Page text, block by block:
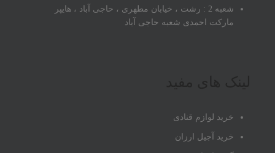
شعبه 2 : رشت ، خیابان مطهری ، حاجی آباد ، هایپر
مارکت احمدی شعبه حاجی آباد
خرید لوازم قنادی
خرید آجیل ارزان